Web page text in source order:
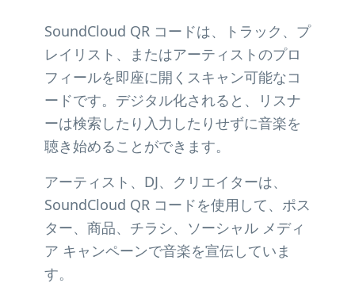
SoundCloud QR コードは、トラック、プ
レイリスト、またはアーティストのプロ
フィールを即座に開くスキャン可能なコ
ードです。デジタル化されると、リスナ
ーは検索したり入力したりせずに音楽を
聴き始めることができます。
アーティスト、DJ、クリエイターは、
SoundCloud QR コードを使用して、ポス
ター、商品、チラシ、ソーシャル メディ
ア キャンペーンで音楽を宣伝していま
す。